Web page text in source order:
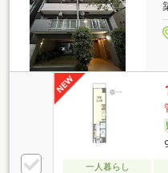
一人暮らし